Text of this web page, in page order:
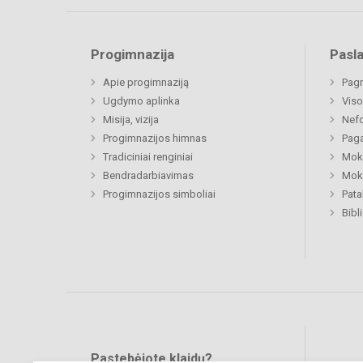
Progimnazija
Apie progimnaziją
Ugdymo aplinka
Misija, vizija
Progimnazijos himnas
Tradiciniai renginiai
Bendradarbiavimas
Progimnazijos simboliai
Pastebėjote klaidų?